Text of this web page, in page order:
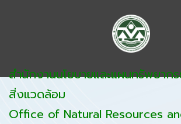
สำนักงานนโยบายและแผนทรัพยาก
สิ่งแวดล้อม
Office of Natural Resources